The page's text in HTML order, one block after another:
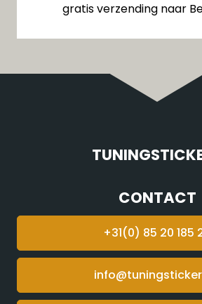
gratis verzending naar
CONTACT
+31(0) 85 20 185